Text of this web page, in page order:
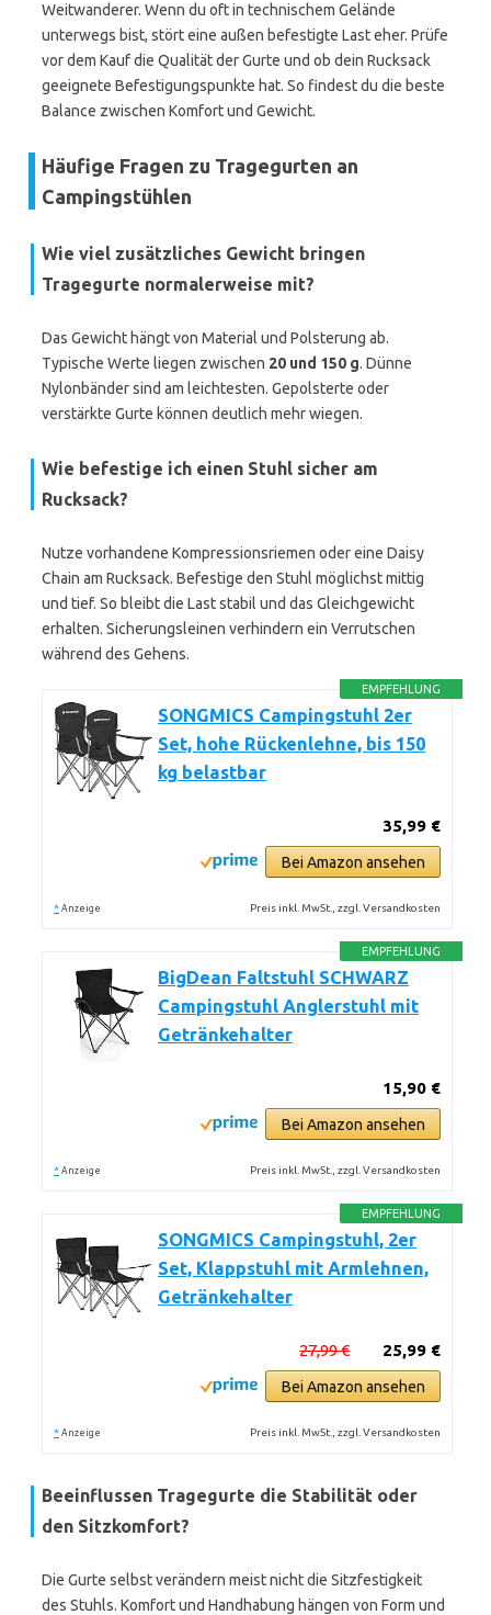
Weitwanderer. Wenn du oft in technischem Gelände
unterwegs bist, stört eine außen befestigte Last eher. Prüfe
vor dem Kauf die Qualität der Gurte und ob dein Rucksack
geeignete Befestigungspunkte hat. So findest du die beste
Balance zwischen Komfort und Gewicht.
Häufige Fragen zu Tragegurten an
Campingstühlen
Wie viel zusätzliches Gewicht bringen
Tragegurte normalerweise mit?
Das Gewicht hängt von Material und Polsterung ab.
Typische Werte liegen zwischen 20 und 150 g. Dünne
Nylonbänder sind am leichtesten. Gepolsterte oder
verstärkte Gurte können deutlich mehr wiegen.
Wie befestige ich einen Stuhl sicher am
Rucksack?
Nutze vorhandene Kompressionsriemen oder eine Daisy
Chain am Rucksack. Befestige den Stuhl möglichst mittig
und tief. So bleibt die Last stabil und das Gleichgewicht
erhalten. Sicherungsleinen verhindern ein Verrutschen
während des Gehens.
EMPFEHLUNG
SONGMICS Campingstuhl 2er
Set, hohe Rückenlehne, bis 150
kg belastbar
35,99 €
Bei Amazon ansehen
* Anzeige Preis inkl. MwSt., zzgl. Versandkosten
EMPFEHLUNG
BigDean Faltstuhl SCHWARZ
Campingstuhl Anglerstuhl mit
Getränkehalter
15,90 €
Bei Amazon ansehen
* Anzeige Preis inkl. MwSt., zzgl. Versandkosten
EMPFEHLUNG
SONGMICS Campingstuhl, 2er
Set, Klappstuhl mit Armlehnen,
Getränkehalter
25,99 €
27,99 €
Bei Amazon ansehen
* Anzeige Preis inkl. MwSt., zzgl. Versandkosten
Beeinflussen Tragegurte die Stabilität oder
den Sitzkomfort?
Die Gurte selbst verändern meist nicht die Sitzfestigkeit
des Stuhls. Komfort und Handhabung hängen von Form und